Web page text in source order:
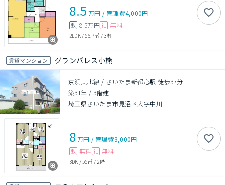
8.5 万円 /管理費4,000円
敷 8.5万円 礼 無料
2LDK/56.7㎡ /3階
賃貸マンション グランパレス小熊
京浜東北線 / さいたま新都心駅 徒歩37分
築31年 / 3階建
埼玉県さいたま市見沼区大字中川
8万円 /管理費3,000円
敷 無料 礼 無料
3DK /55㎡/ 2階